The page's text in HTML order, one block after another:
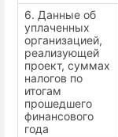
6. Данные об
уплаченных
организацией,
реализующей
проект, суммах
налогов по
итогам
прошедшего
финансового
года